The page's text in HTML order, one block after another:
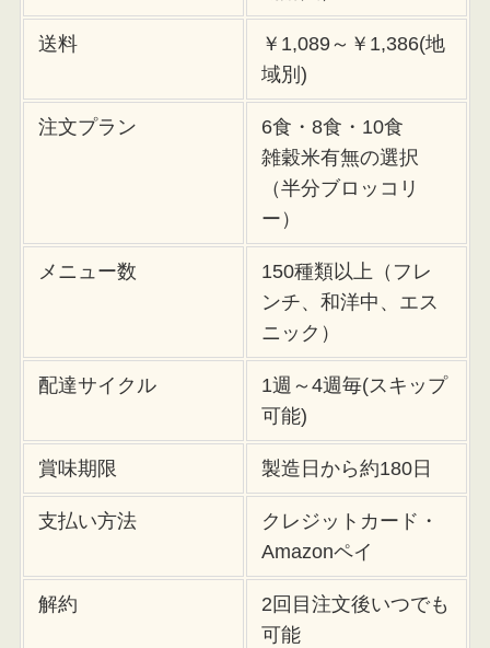
送料
￥1,089～￥1,386(地
域別)
注文プラン
6食・8食・10食
雑穀米有無の選択
（半分ブロッコリ
ー）
メニュー数
150種類以上（フレ
ンチ、和洋中、エス
ニック）
配達サイクル
1週～4週毎(スキップ
可能)
賞味期限 製造日から約180日
支払い方法
クレジットカード・
Amazonペイ
解約
2回目注文後いつでも
可能